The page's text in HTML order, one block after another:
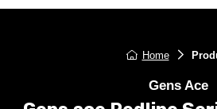
Home
Gens Ace